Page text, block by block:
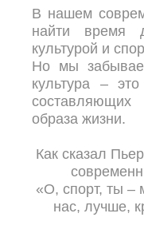
В нашем
найти время
культурой и
Но мы
культура –
образа жизни.
Как сказал
«О, спорт, ты –
нас, лучше,